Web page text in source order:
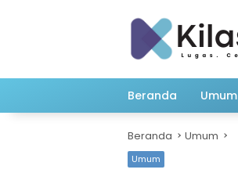
Beranda Umum
Beranda Umum
Umum